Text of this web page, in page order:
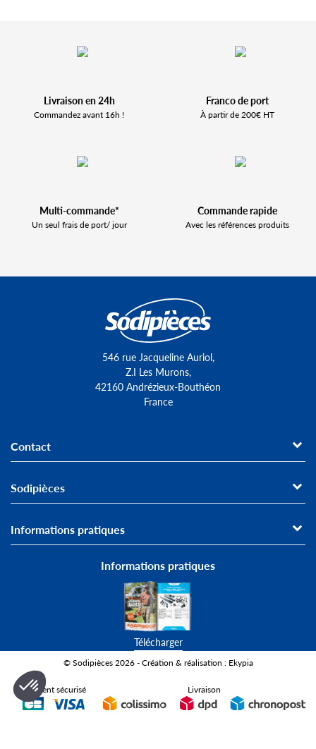
Livraison en 24h
Commandez avant 16h !
Franco de port
À partir de 200€ HT
Multi-commande*
Un seul frais de port/ jour
Commande rapide
Avec les références produits
546 rue Jacqueline Auriol,
Z.I Les Murons,
42160 Andrézieux-Bouthéon
France
Contact
Sodipièces
Informations pratiques
Informations pratiques
Télécharger
© Sodipièces 2026 - Création & réalisation : Ekypia
Paiement sécurisé Livraison